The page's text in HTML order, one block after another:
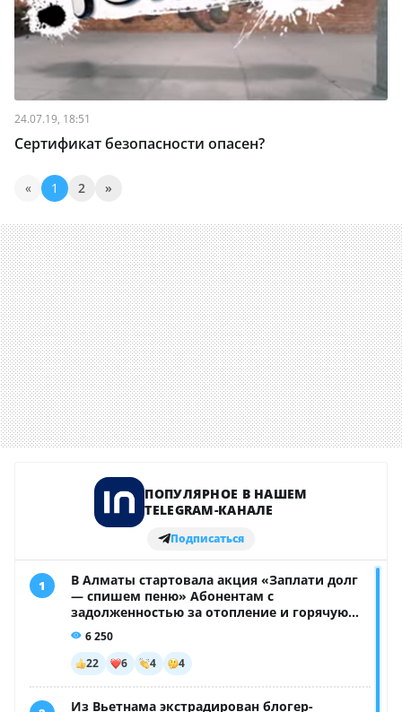
24.07.19, 18:51
Сертификат безопасности опасен?
« 1 2 »